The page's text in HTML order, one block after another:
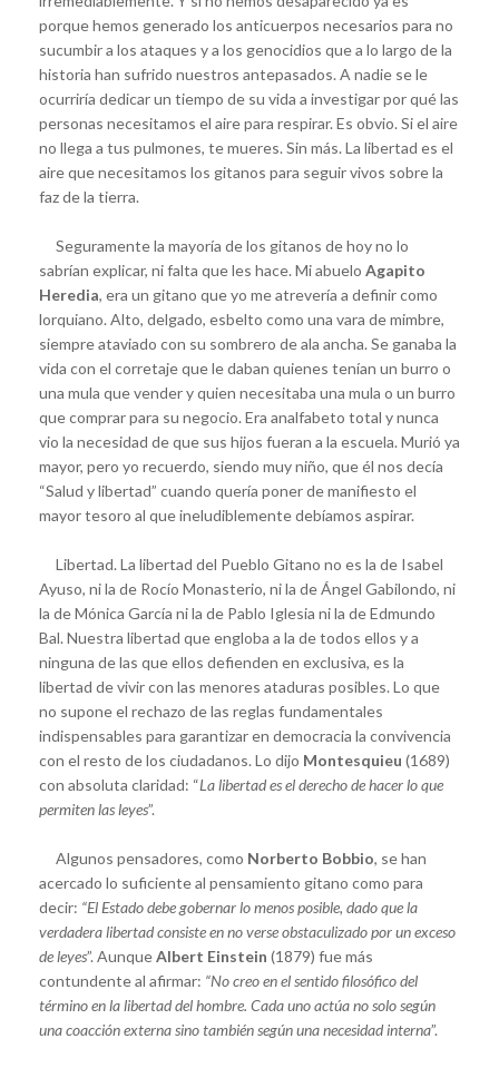
porque hemos generado los anticuerpos necesarios para no
sucumbir a los ataques y a los genocidios que a lo largo de la
historia han sufrido nuestros antepasados. A nadie se le
ocurriría dedicar un tiempo de su vida a investigar por qué las
personas necesitamos el aire para respirar. Es obvio. Si el aire
no llega a tus pulmones, te mueres. Sin más. La libertad es el
aire que necesitamos los gitanos para seguir vivos sobre la
faz de la tierra.
Seguramente la mayoría de los gitanos de hoy no lo
sabrían explicar, ni falta que les hace. Mi abuelo Agapito
Heredia, era un gitano que yo me atrevería a definir como
lorquiano. Alto, delgado, esbelto como una vara de mimbre,
siempre ataviado con su sombrero de ala ancha. Se ganaba la
vida con el corretaje que le daban quienes tenían un burro o
una mula que vender y quien necesitaba una mula o un burro
que comprar para su negocio. Era analfabeto total y nunca
vio la necesidad de que sus hijos fueran a la escuela. Murió ya
mayor, pero yo recuerdo, siendo muy niño, que él nos decía
“Salud y libertad” cuando quería poner de manifiesto el
mayor tesoro al que ineludiblemente debíamos aspirar.
Libertad. La libertad del Pueblo Gitano no es la de Isabel
Ayuso, ni la de Rocío Monasterio, ni la de Ángel Gabilondo, ni
la de Mónica García ni la de Pablo Iglesia ni la de Edmundo
Bal. Nuestra libertad que engloba a la de todos ellos y a
ninguna de las que ellos defienden en exclusiva, es la
libertad de vivir con las menores ataduras posibles. Lo que
no supone el rechazo de las reglas fundamentales
indispensables para garantizar en democracia la convivencia
con el resto de los ciudadanos. Lo dijo Montesquieu (1689)
con absoluta claridad: “La libertad es el derecho de hacer lo que
permiten las leyes”.
Algunos pensadores, como Norberto Bobbio, se han
acercado lo suficiente al pensamiento gitano como para
decir: “El Estado debe gobernar lo menos posible, dado que la
verdadera libertad consiste en no verse obstaculizado por un exceso
de leyes”. AunqueAlbert Einstein (1879) fue más
contundente al afirmar: “No creo en el sentido filosófico del
término en la libertad del hombre. Cada uno actúa no solo según
una coacción externa sino también según una necesidad interna”.